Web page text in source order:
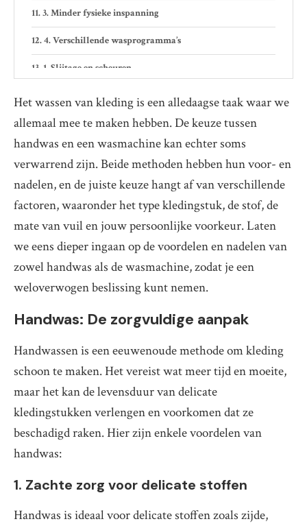
3. Minder fysieke inspanning
4. Verschillende wasprogramma’s
1. Slijtage en scheuren
2. Kleurdoorloop
3. Energieverbruik
Het wassen van kleding is een alledaagse taak waar we
allemaal mee te maken hebben. De keuze tussen
handwas en een wasmachine kan echter soms
verwarrend zijn. Beide methoden hebben hun voor- en
nadelen, en de juiste keuze hangt af van verschillende
factoren, waaronder het type kledingstuk, de stof, de
mate van vuil en jouw persoonlijke voorkeur. Laten
we eens dieper ingaan op de voordelen en nadelen van
zowel handwas als de wasmachine, zodat je een
weloverwogen beslissing kunt nemen.
Handwas: De zorgvuldige aanpak
Handwassen is een eeuwenoude methode om kleding
schoon te maken. Het vereist wat meer tijd en moeite,
maar het kan de levensduur van delicate
kledingstukken verlengen en voorkomen dat ze
beschadigd raken. Hier zijn enkele voordelen van
handwas:
1. Zachte zorg voor delicate stoffen
Handwas is ideaal voor delicate stoffen zoals zijde,